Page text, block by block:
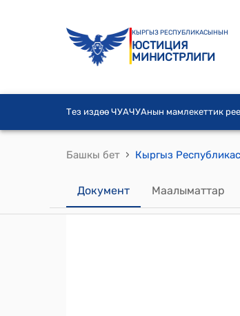
КЫРГЫЗ РЕСПУБЛИКАСЫНЫН
ЮСТИЦИЯ
МИНИСТРЛИГИ
Тез издөө ЧУАЧУАнын мамлекеттик
Башкы бет ›
Документ Маалыматтар